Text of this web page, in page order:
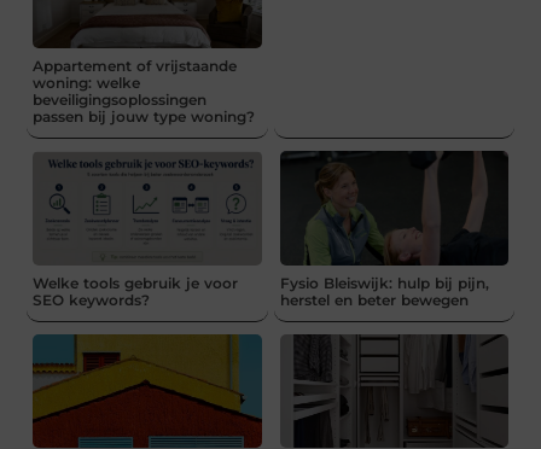
Appartement of vrijstaande
woning: welke
beveiligingsoplossingen
passen bij jouw type woning?
Welke tools gebruik je voor
SEO keywords?
Fysio Bleiswijk: hulp bij pijn,
herstel en beter bewegen